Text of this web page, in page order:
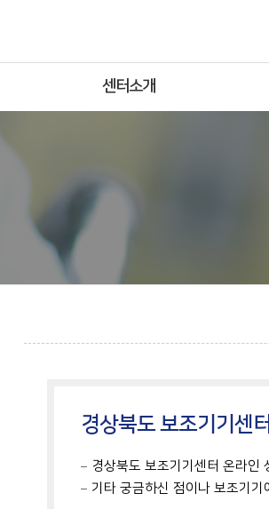
센터소개
경상북도 보조기기센
경상북도 보조기기센터 온라인
기타 궁금하신 점이나 보조기